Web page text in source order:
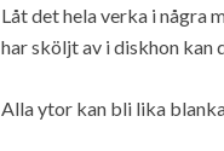
Låt det hela verka i några
har sköljt av i diskhon kan
Alla ytor kan bli lika